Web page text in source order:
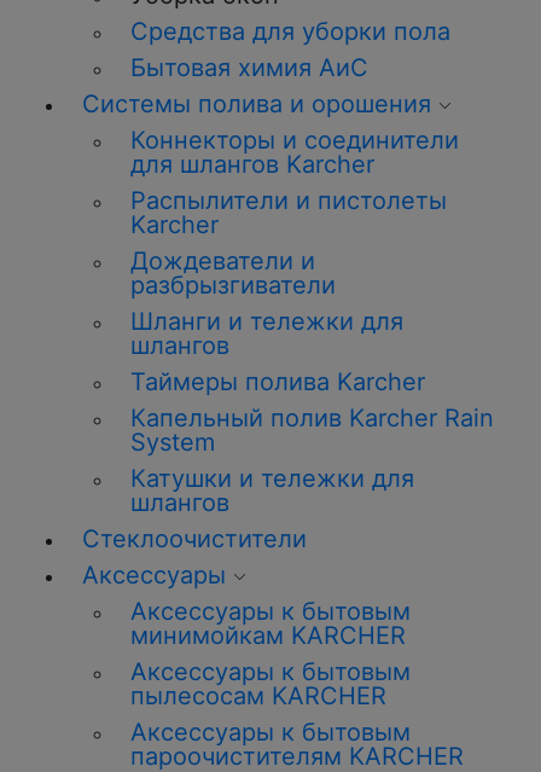
Средства для уборки пола
Бытовая химия АиС
Системы полива и орошения
Коннекторы и соединители
для шлангов Karcher
Распылители и пистолеты
Karcher
Дождеватели и
разбрызгиватели
Шланги и тележки для
шлангов
Таймеры полива Karcher
Капельный полив Karcher Rain
System
Катушки и тележки для
шлангов
Стеклоочистители
Аксессуары
Аксессуары к бытовым
минимойкам KARCHER
Аксессуары к бытовым
пылесосам KARCHER
Аксессуары к бытовым
пароочистителям KARCHER